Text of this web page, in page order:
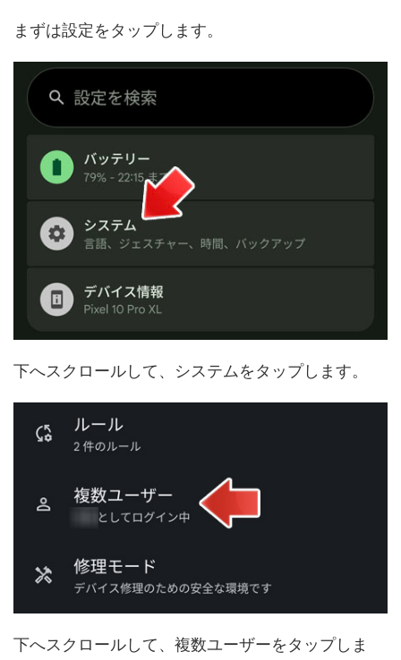
まずは設定をタップします。
下へスクロールして、システムをタップします。
下へスクロールして、複数ユーザーをタップしま